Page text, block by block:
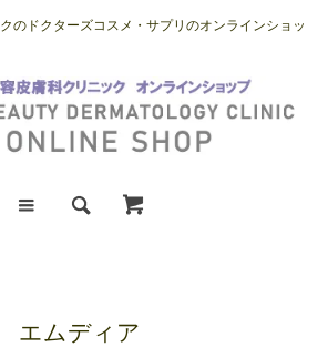
のドクターズコスメ・サプリのオンラインショッ
エムディア